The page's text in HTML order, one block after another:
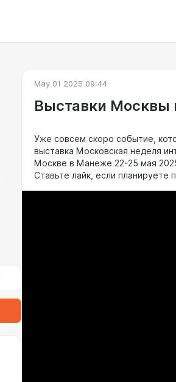
May 01 2025 09:44
Выставки Москвы
Уже совсем скоро событие,
выставка Московская неделя
Москве в Манеже 22-25 мая
Ставьте лайк, если планируете